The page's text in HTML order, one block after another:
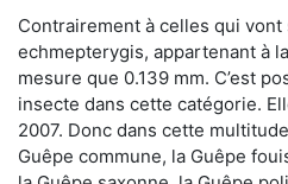
Contrairement à celles qui
echmepterygis, appartenant à
mesure que 0.139 mm. C’est
insecte dans cette catégorie.
2007. Donc dans cette
Guêpe commune, la Guêpe